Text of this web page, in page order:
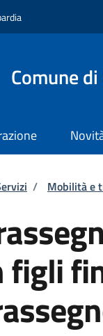
Comune
di
/ Mobilità e
figli